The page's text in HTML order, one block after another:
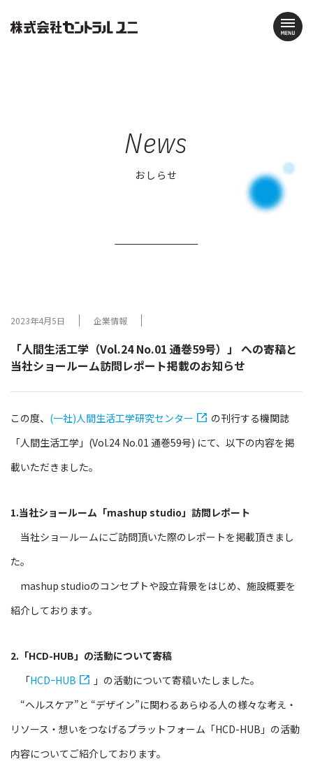
News
おしらせ
2023年4月5日 企業情報
「人間生活工学（Vol.24 No.01 通巻59号）」 への寄稿と
当社ショールーム訪問レポート掲載のお知らせ
この度、 (一社)人間生活工学研究センター
の刊行する機関誌
「人間生活工学」(Vol.24 No.01 通巻59号) にて、以下の内容を掲
載いただきました。
1.当社ショールーム「mashup studio」訪問レポート
当社ショールームにご訪問頂いた際のレポートを掲載頂きまし
た。
mashup studioのコンセプトや設立背景をはじめ、施設概要を
紹介しております。
2.「HCD-HUB」の活動について寄稿
「HCDｰHUB
」の活動について寄稿いたしました。
“ヘルスケア”と “デザイン”に関わるあらゆる人の様々な考え・
リソース・想いをつなげるプラットフォーム「HCD-HUB」の活動
内容についてご紹介しております。